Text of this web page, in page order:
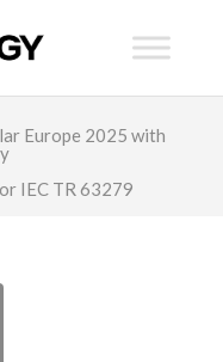
Europe 2025 with
IEC TR 63279